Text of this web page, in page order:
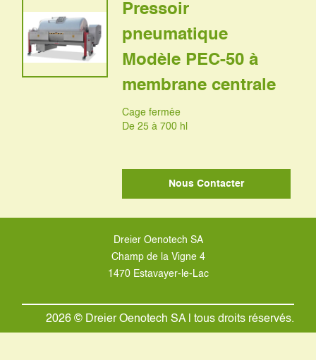
Pressoir
pneumatique
Modèle PEC-50 à
membrane centrale
Cage fermée
De 25 à 700 hl
Nous Contacter
Dreier Oenotech SA
Champ de la Vigne 4
1470 Estavayer-le-Lac
2026 © Dreier Oenotech SA | tous droits réservés.